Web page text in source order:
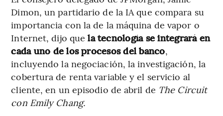
Dimon, un partidario de la IA que compara su
importancia con la de la máquina de vapor o
Internet, dijo quela tecnología se integrará en
cada uno de los procesos del banco,
incluyendo la negociación, la investigación, la
cobertura de renta variable y el servicio al
cliente, en un episodio de abril de The Circuit
con Emily Chang.